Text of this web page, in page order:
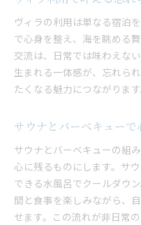
ヴィラの利用は単なる宿泊
で心身を整え、海を眺める
交流は、日常では味わえな
生まれる一体感が、忘れら
たくなる魅力につながります
サウナとバーベキューで
サウナとバーベキューの組
心に残るものにします。サ
できる水風呂でクールダウ
間と食事を楽しみながら、
せます。この流れが非日常